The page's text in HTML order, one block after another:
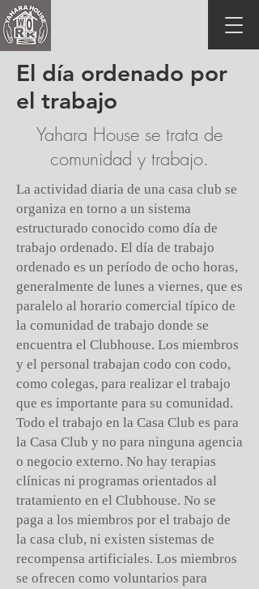
El día ordenado por
el trabajo
Yahara House se trata de
comunidad y trabajo.
La actividad diaria de una casa club se
organiza en torno a un sistema
estructurado conocido como día de
trabajo ordenado. El día de trabajo
ordenado es un período de ocho horas,
generalmente de lunes a viernes, que es
paralelo al horario comercial típico de
la comunidad de trabajo donde se
encuentra el Clubhouse. Los miembros
y el personal trabajan codo con codo,
como colegas, para realizar el trabajo
que es importante para su comunidad.
Todo el trabajo en la Casa Club es para
la Casa Club y no para ninguna agencia
o negocio externo. No hay terapias
clínicas ni programas orientados al
tratamiento en el Clubhouse. No se
paga a los miembros por el trabajo de
la casa club, ni existen sistemas de
recompensa artificiales. Los miembros
se ofrecen como voluntarios para